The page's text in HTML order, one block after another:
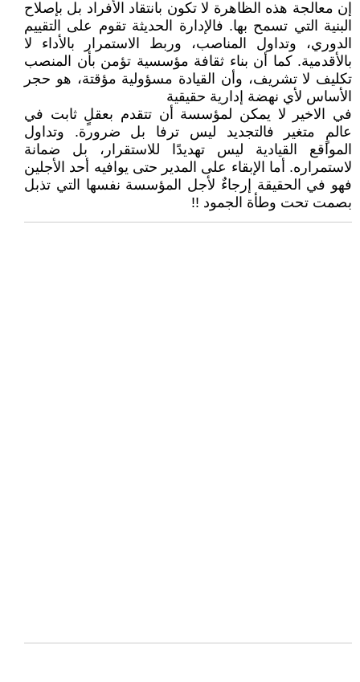
إن معالجة هذه الظاهرة لا تكون بانتقاد الأفراد بل بإصلاح
البنية التي تسمح بها. فالإدارة الحديثة تقوم على التقييم
الدوري، وتداول المناصب، وربط الاستمرار بالأداء لا
بالأقدمية. كما أن بناء ثقافة مؤسسية تؤمن بأن المنصب
تكليف لا تشريف، وأن القيادة مسؤولية مؤقتة، هو حجر
الأساس لأي نهضة إدارية حقيقية
في الاخير لا يمكن لمؤسسة أن تتقدم بعقلٍ ثابت في
عالمٍ متغير فالتجديد ليس ترفا بل ضرورة. وتداول
المواقع القيادية ليس تهديدًا للاستقرار، بل ضمانة
لاستمراره. أما الإبقاء على المدير حتى يوافيه أحد الأجلين
فهو في الحقيقة إرجاءٌ لأجل المؤسسة نفسها التي تذبل
بصمت تحت وطأة الجمود !!